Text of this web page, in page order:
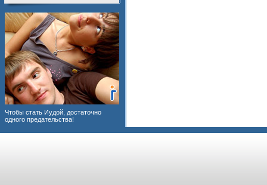
Чтобы стать Иудой, достаточно
одного предательства!